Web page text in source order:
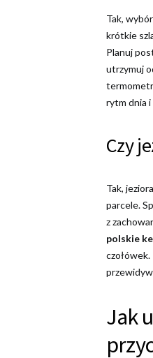
Tak,
krótkie
Planuj
utrzymuj
rytm dnia
Czy
Tak,
parcele.
z
polskie
Jak